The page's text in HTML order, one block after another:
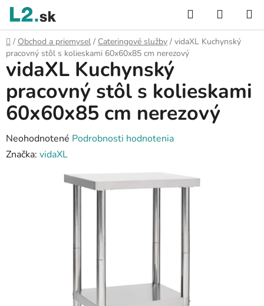
Prejsť
obsah
Hľadať
KOŠÍK
Domov
/ Obchod a priemysel / Cateringové služby / vidaXL Kuchynský
pracovný stôl s kolieskami 60x60x85 cm nerezový
vidaXL Kuchynský
pracovný stôl s kolieskami
60x60x85 cm nerezový
Priemerné
hodnotenie
Neohodnotené Podrobnosti hodnotenia
Značka: vidaXL